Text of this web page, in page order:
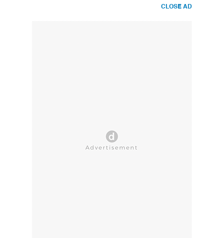
CLOSE AD